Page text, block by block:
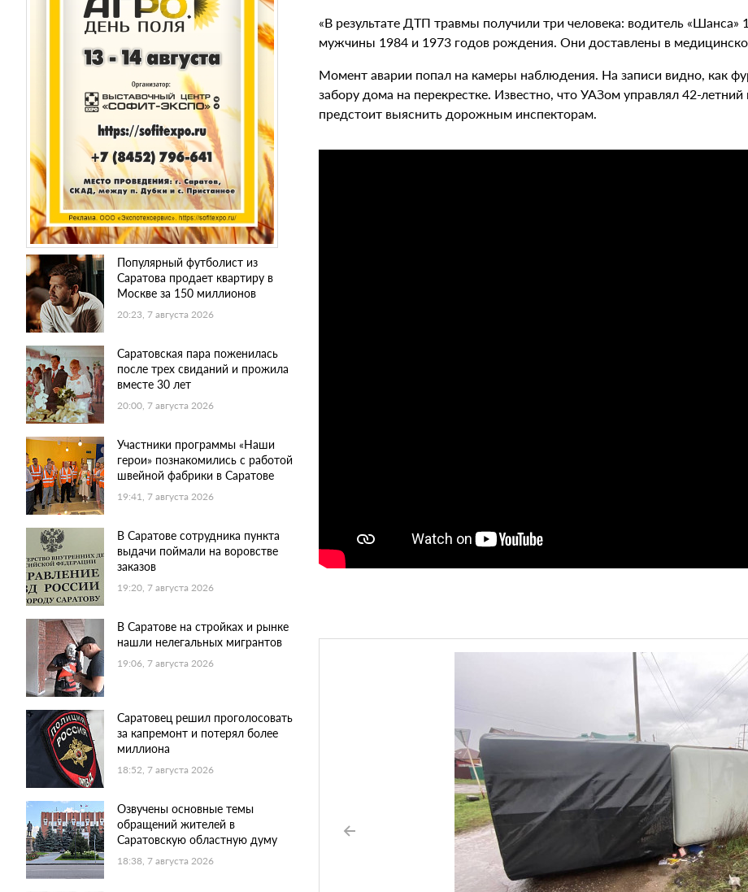
Популярный футболист из
Саратова продает квартиру в
Москве за 150 миллионов
20:23, 7 августа 2026
Саратовская пара поженилась
после трех свиданий и прожила
вместе 30 лет
20:00, 7 августа 2026
Участники программы «Наши
герои» познакомились с работой
швейной фабрики в Саратове
19:41, 7 августа 2026
В Саратове сотрудника пункта
выдачи поймали на воровстве
заказов
19:20, 7 августа 2026
В Саратове на стройках и рынке
нашли нелегальных мигрантов
19:06, 7 августа 2026
Саратовец решил проголосовать
за капремонт и потерял более
миллиона
18:52, 7 августа 2026
Озвучены основные темы
обращений жителей в
Саратовскую областную думу
18:38, 7 августа 2026
«В результате ДТП травмы получили три человека: водитель
мужчины 1984 и 1973 годов рождения. Они доставлены в
Момент аварии попал на камеры наблюдения. На записи видно, как
забору дома на перекрестке. Известно, что УАЗом управлял 42-
предстоит выяснить дорожным инспекторам.